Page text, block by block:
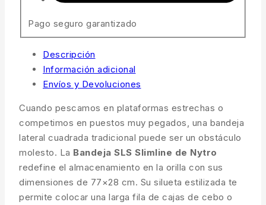
Pago seguro garantizado
Descripción
Información adicional
Envíos y Devoluciones
Cuando pescamos en plataformas estrechas o
competimos en puestos muy pegados, una bandeja
lateral cuadrada tradicional puede ser un obstáculo
molesto. La Bandeja SLS Slimline de Nytro
redefine el almacenamiento en la orilla con sus
dimensiones de 77×28 cm. Su silueta estilizada te
permite colocar una larga fila de cajas de cebo o